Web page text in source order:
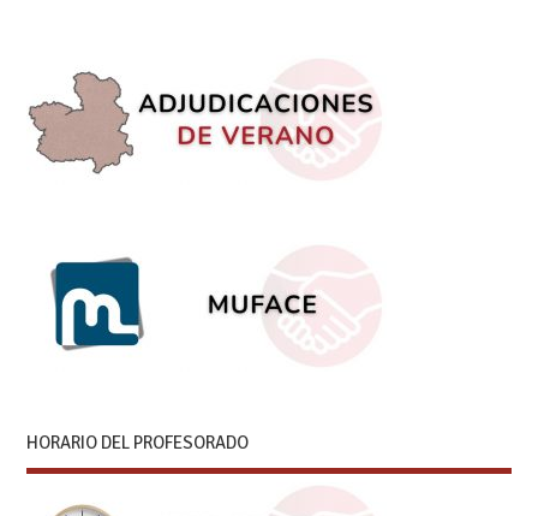
HORARIO DEL PROFESORADO